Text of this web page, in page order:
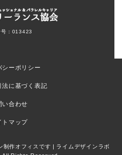
号：013423
シーポリシー
法に基づく表記
い合わせ
トマップ
作オフィスです | ライムデザインラボ